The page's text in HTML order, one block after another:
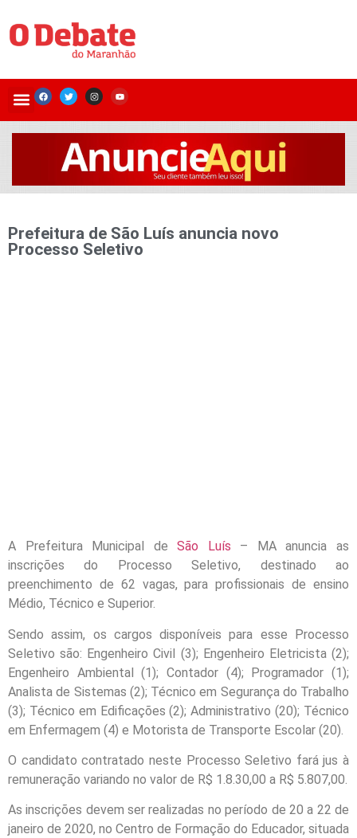
Prefeitura de São Luís anuncia novo
Processo Seletivo
A Prefeitura Municipal deSão Luís – MA anuncia as
inscrições do Processo Seletivo, destinado ao
preenchimento de 62 vagas, para profissionais de ensino
Médio, Técnico e Superior.
Sendo assim, os cargos disponíveis para esse Processo
Seletivo são: Engenheiro Civil (3); Engenheiro Eletricista (2);
Engenheiro Ambiental (1); Contador (4); Programador (1);
Analista de Sistemas (2); Técnico em Segurança do Trabalho
(3); Técnico em Edificações (2); Administrativo (20); Técnico
em Enfermagem (4) e Motorista de Transporte Escolar (20).
O candidato contratado neste Processo Seletivo fará jus à
remuneração variando no valor de R$ 1.8.30,00 a R$ 5.807,00.
As inscrições devem ser realizadas no período de 20 a 22 de
janeiro de 2020, no Centro de Formação do Educador, situada